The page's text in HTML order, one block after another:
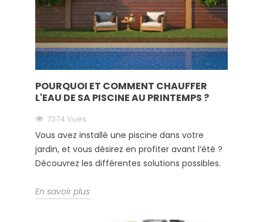
POURQUOI ET COMMENT CHAUFFER
L'EAU DE SA PISCINE AU PRINTEMPS ?
7374 Vues
Vous avez installé une piscine dans votre
jardin, et vous désirez en profiter avant l’été ?
Découvrez les différentes solutions possibles.
En savoir plus